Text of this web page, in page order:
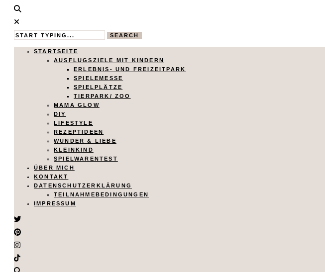
Calistas
Traum
MAMABLOG
SEARCH
STARTSEITE
AUSFLUGSZIELE MIT KINDERN
ERLEBNIS- UND FREIZEITPARK
SPIELEMESSE
SPIELPLÄTZE
TIERPARK/ ZOO
MAMA GLOW
DIY
LIFESTYLE
REZEPTIDEEN
WUNDER & LIEBE
KLEINKIND
SPIELWARENTEST
ÜBER MICH
KONTAKT
DATENSCHUTZERKLÄRUNG
TEILNAHMEBEDINGUNGEN
IMPRESSUM